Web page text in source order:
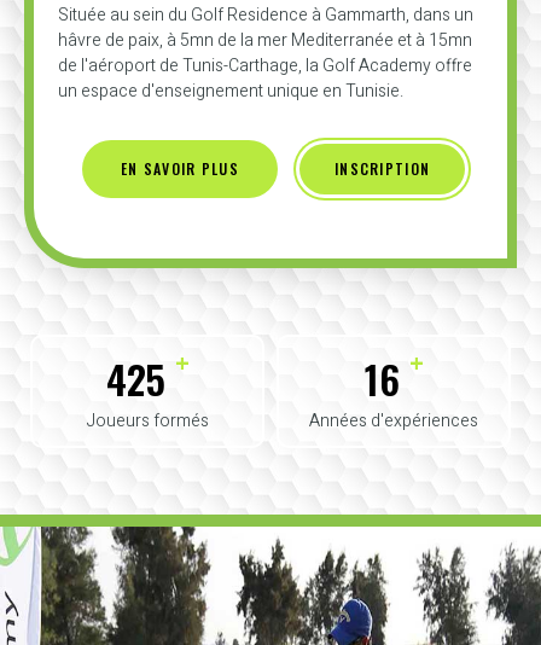
Située au sein du Golf Residence à Gammarth, dans un
hâvre de paix, à 5mn de la mer Mediterranée et à 15mn
de l'aéroport de Tunis-Carthage, la Golf Academy offre
un espace d'enseignement unique en Tunisie.
EN SAVOIR PLUS INSCRIPTION
425 +
Joueurs formés
16 +
Années d'expériences